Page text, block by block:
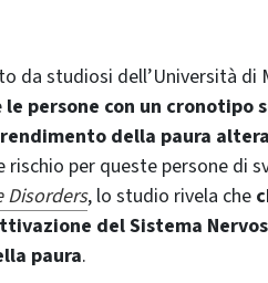
da studiosi dell’Università di
le persone con un cronotipo
della paura
per queste persone di
Disorders, lo studio rivela che
del Sistema
paura.